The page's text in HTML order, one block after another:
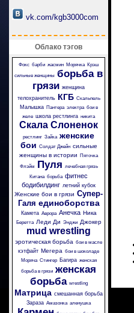
vk.com/kgb3000com
Облако тэгов
Фокс барби жасмин Морячка Крэш
сильные женщины борьба в
грязи женщина
телохранитель КГБ Скальпель
Малышка Пантера электра бои в
желе школа рестлинга никита
Скала Слоненок
рестлинг Зайка женские
бои Солдат Джейн сильные
женщины в истории
Пяточка
Флэйм
Пуля лечебная грязь
Китана борьба фитнес
бодибилдинг летний кубок
Женские бои в грязи Супер-
Галя единоборства
Камета Аврора Анечка Ника
Беретта Леди Ди Энджи Джокер
mud wrestling
эротическая борьба бои в масле
кэтфайт Мегера бои в шоколаде
Моряча Стингер Багира женская
борьба в грязи женская
борьба wrestling
Матрица смешанная борьба
Зараза Амазонка аленушка